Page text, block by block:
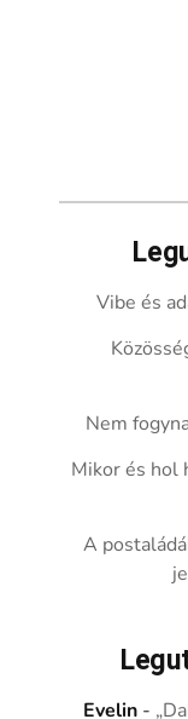
Vibe és
Nem
Mikor és hol
A
Evelin -